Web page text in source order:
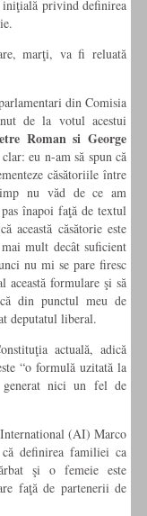
iniţială privind definirea
marţi, va fi reluată
din Comisia
de la votul acestui
Roman si George
eu n-am să spun că
căsătoriile între
nu văd de ce am
înapoi faţă de textul
această căsătorie este
mult decât suficient
nu mi se pare firesc
formulare şi să
din punctul meu de
deputatul liberal.
actuală, adică
“o formulă uzitată la
nici un fel de
(AI) Marco
definirea familiei ca
şi o femeie este
faţă de partenerii de